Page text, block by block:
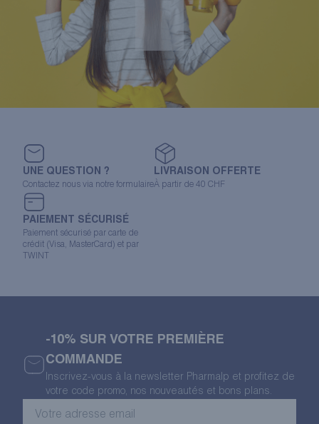
UNE QUESTION ?
Contactez nous via notre formulaire
LIVRAISON OFFERTE
À partir de 40 CHF
PAIEMENT SÉCURISÉ
Paiement sécurisé par carte de
crédit (Visa, MasterCard) et par
TWINT
-10% SUR VOTRE PREMIÈRE
COMMANDE
Inscrivez-vous à la newsletter Pharmalp et profitez de
votre code promo, nos nouveautés et bons plans.
Votre